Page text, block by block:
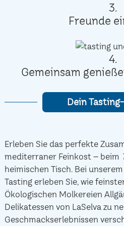
3.
Freunde
4.
Gemeinsam
Dein
Erleben Sie das perfekte
mediterraner Feinkost – beim
heimischen Tisch. Bei
Tasting erleben Sie, wie
Ökologischen Molkereien
Delikatessen von LaSelva zu
Geschmackserlebnissen